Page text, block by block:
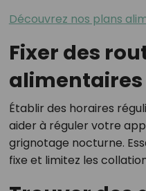
Découvrez nos plans
Fixer des
alimentaires
Établir des horaires
aider à réguler votre
grignotage nocturne.
fixe et limitez les